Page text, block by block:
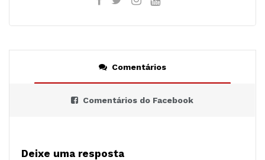
Comentários
Comentários do Facebook
Deixe uma resposta